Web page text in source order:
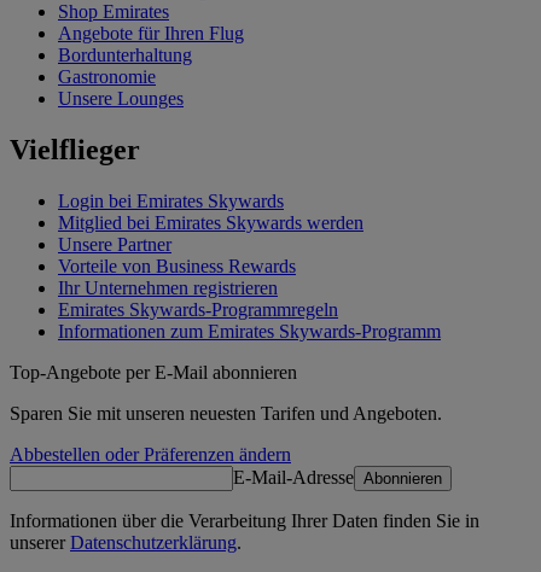
Shop Emirates
Angebote für Ihren Flug
Bordunterhaltung
Gastronomie
Unsere Lounges
Vielflieger
Login bei Emirates Skywards
Mitglied bei Emirates Skywards werden
Unsere Partner
Vorteile von Business Rewards
Ihr Unternehmen registrieren
Emirates Skywards-Programmregeln
Informationen zum Emirates Skywards-Programm
Top-Angebote per E-Mail abonnieren
Sparen Sie mit unseren neuesten Tarifen und Angeboten.
Abbestellen oder Präferenzen ändern
E-Mail-Adresse Abonnieren
Informationen über die Verarbeitung Ihrer Daten finden Sie in
unsererDatenschutzerklärung.